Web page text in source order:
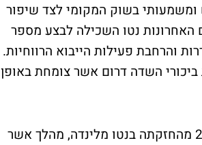
בשוק המקומי לצד שיפור
האחרונות נטו השכילה לבצע מספר
והרחבת פעילות הייבוא הרווחיות.
ביכורי השדה דרום אשר צומחת באופן
נציין כי בתחילת ספטמבר נטו אחזקות השלימה מכירה של כ-22% מהחזקתה בנטו מלינדה, מהלך אשר